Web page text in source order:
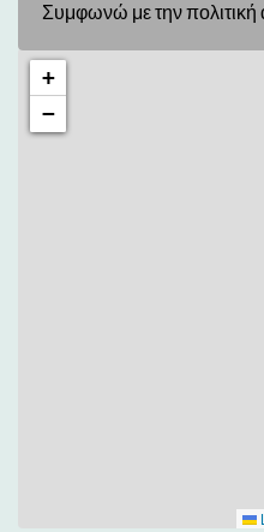
Συμφωνώ με την
+
−